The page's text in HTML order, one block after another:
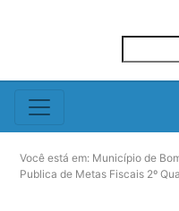
Você está em: Município de
Publica de Metas Fiscais 2º